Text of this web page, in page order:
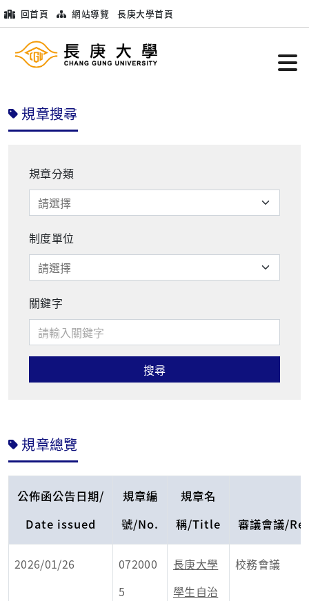
回首頁 網站導覽 長庚大學首頁
規章搜尋
規章分類
制度單位
關鍵字
規章總覽
公佈函公告日期/
Date issued
規章編
號/No.
規章名
稱/Title
審議會議/
2026/01/26
072000
5
長庚大學
學生自治
校務會議